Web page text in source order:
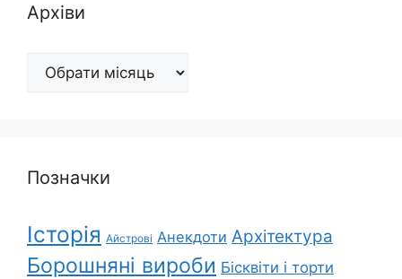
Архіви
Архіви
Позначки
Історія Айстрові Анекдоти Архітектура
Борошняні вироби Бісквіти і торти